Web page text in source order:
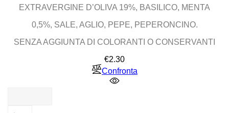
EXTRAVERGINE D’OLIVA 19%, BASILICO, MENTA
0,5%, SALE, AGLIO, PEPE, PEPERONCINO.
SENZA AGGIUNTA DI COLORANTI O CONSERVANTI
€2.30Price
Confronta